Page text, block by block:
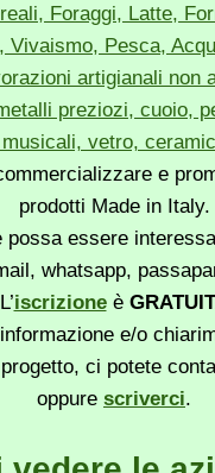
Foraggi, Latte,
Vivaismo, Pesca,
artigianali non
preziozi, cuoio,
vetro,
e
prodotti Made in Italy.
possa essere
whatsapp,
L’iscrizioneè
e/o
ci potete
oppure scriverci.